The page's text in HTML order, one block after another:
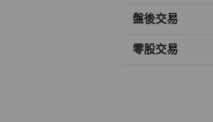
盤後交易
零股交易